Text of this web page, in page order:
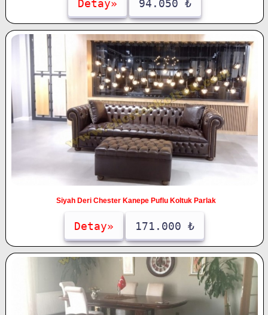
Detay» 94.050 ₺
Siyah Deri Chester Kanepe Puflu Koltuk Parlak
Detay» 171.000 ₺